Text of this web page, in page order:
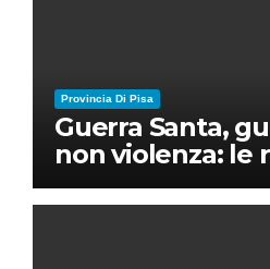
Provincia Di Pisa
Guerra Santa,
non violenza: le
nuovo